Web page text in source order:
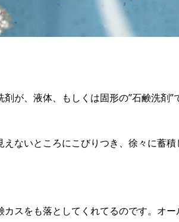
が、液体、もしくは固形の”石鹸洗剤”
ないところにこびりつき、徐々に蓄
スをも落としてくれてるのです。オ